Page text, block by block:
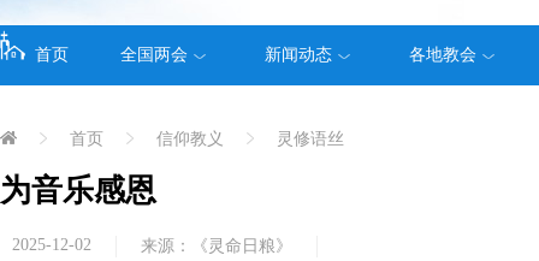
首页 全国两会 新闻动态 各地教会
首页 信仰教义 灵修语丝
为音乐感恩
2025-12-02 来源：《灵命日粮》